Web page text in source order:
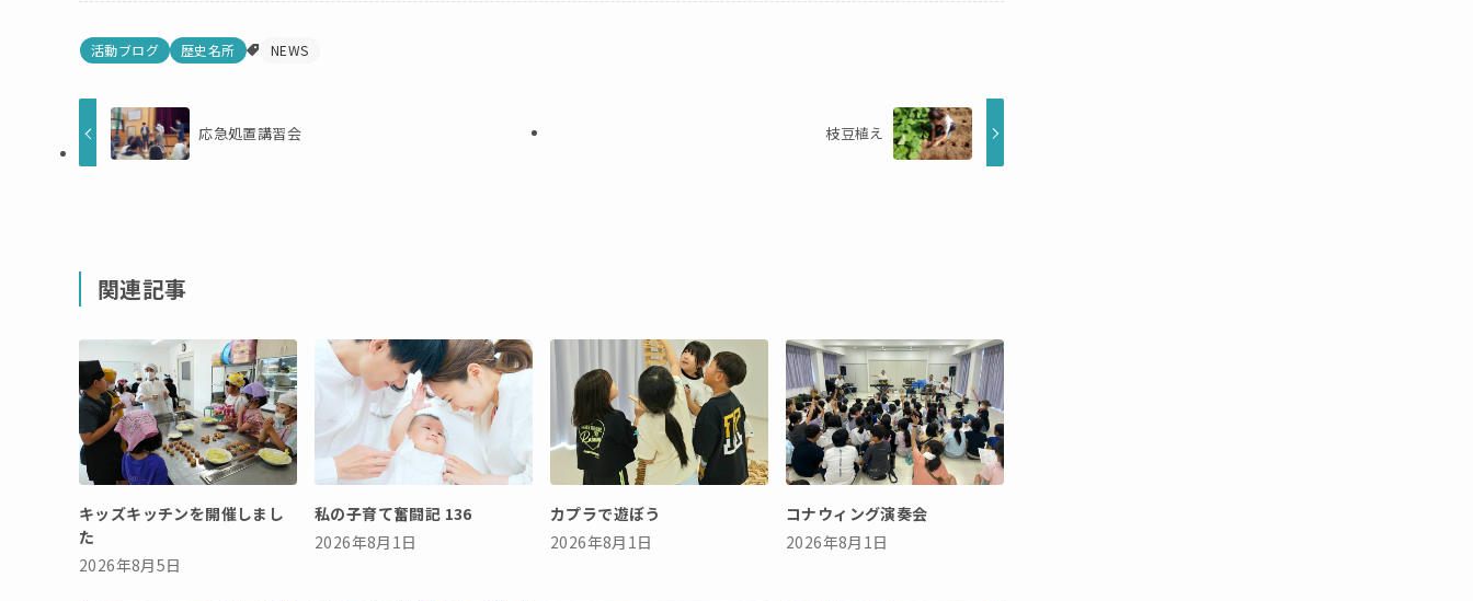
活動ブログ 歴史名所 NEWS
応急処置講習会 枝豆植え
関連記事
キッズキッチンを開催しまし
た
2026年8月5日
私の子育て奮闘記 136
2026年8月1日
カプラで遊ぼう
2026年8月1日
コナウィング演奏会
2026年8月1日